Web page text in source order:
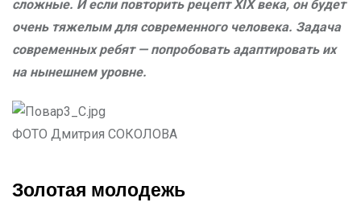
сложные. И если повторить рецепт XIX века, он будет
очень тяжелым для современного человека. Задача
современных ребят — попробовать адаптировать их
на нынешнем уровне.
ФОТО Дмитрия СОКОЛОВА
Золотая молодежь